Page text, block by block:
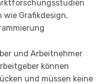
Grafikdesign,
und Arbeitnehmer
können
und müssen keine